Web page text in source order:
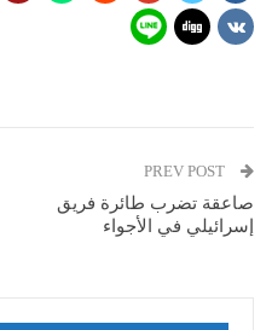
صاعقة تضرب طائرة فريق
إسرائيلي في الأجواء